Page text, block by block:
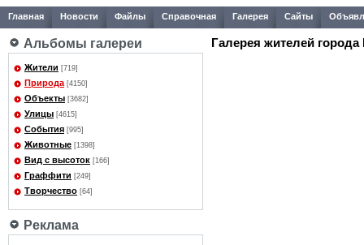
Главная Новости Файлы Справочная Галерея Сайты
Альбомы галереи
Жители [719]
Природа [4150]
Объекты [3682]
Улицы [4615]
События [995]
Животные [1398]
Вид с высоток [166]
Граффити [249]
Творчество [64]
Реклама
Галерея жителей города